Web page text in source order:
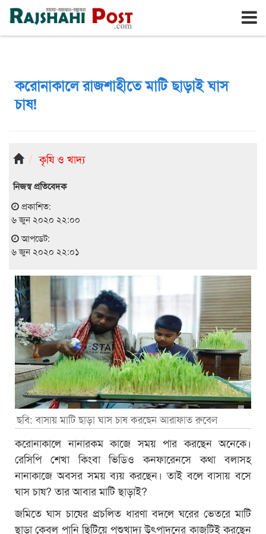
রাজশাহী রবিবার, ৯ই আগস্ট ২০২৬, ২৬শে শ্রাবণ ১৪৩৩
করোনাকালে রাজশাহীতে মাটি ছাড়াই ঘাস
চাষ!
কৃষি ও খাদ্য
নিজস্ব প্রতিবেদক
প্রকাশিত:
৬ জুন ২০২০ ২২:০০
আপডেট:
৬ জুন ২০২০ ২২:০১
ছবি: বাসায় মাটি ছাড়া ঘাস চাষ করছেন আরাফাত রুবেল
করোনাকালে নানারকম কাজে সময় পার করছেন অনেকে।
রেসিপি শেখা কিংবা ভিডিও কনফারেনসে কথা বলাসহ
নানাকাজে অবসর সময় ব্যয় করছেন। তাই বলে বাসায় বসে
ঘাস চাষ? তার আবার মাটি ছাড়াই?
জমিতে ঘাস চাষের প্রচলিত ধারণা বদলে ঘরের ভেতরে মাটি
ছাড়া কেবল পানি ছিটিয়ে পশুখাদ্য উৎপাদনের কাজটিই করছেন